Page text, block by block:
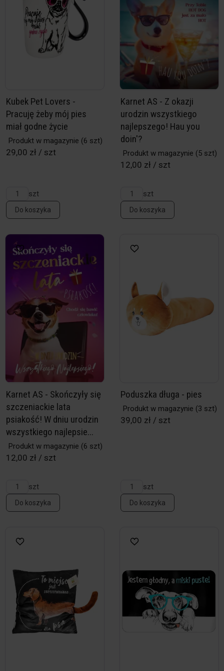
Kubek Pet Lovers -
Pracuję żeby mój pies
miał godne życie
Produkt w magazynie (6 szt)
29,00 zł / szt
szt
Do koszyka
Karnet AS - Z okazji
urodzin wszystkiego
najlepszego! Hau you
doin'?
Produkt w magazynie (5 szt)
12,00 zł / szt
szt
Do koszyka
Karnet AS - Skończyły się
szczeniackie lata
psiakość! W dniu urodzin
wszystkiego najlepsie...
Produkt w magazynie (6 szt)
12,00 zł / szt
szt
Do koszyka
Poduszka długa - pies
Produkt w magazynie (3 szt)
39,00 zł / szt
szt
Do koszyka